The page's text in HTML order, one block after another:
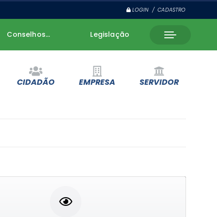
LOGIN / CADASTRO
Conselhos... Legislação
CIDADÃO EMPRESA SERVIDOR